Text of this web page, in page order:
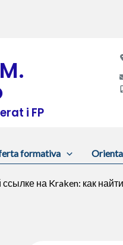
i FP
formativa
на Kraken: как